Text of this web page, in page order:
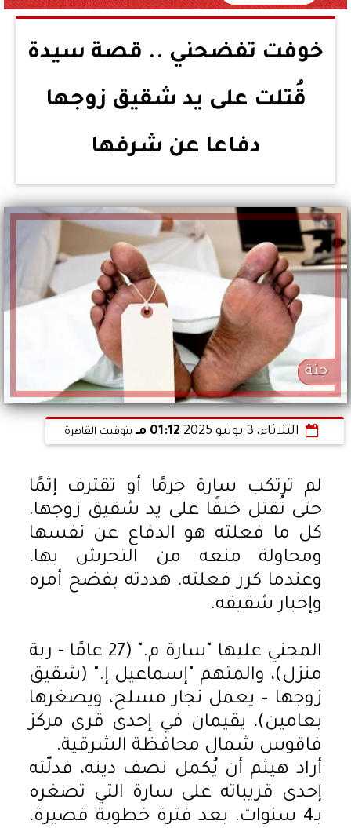
خوفت تفضحني .. قصة سيدة
قُتلت على يد شقيق زوجها
دفاعا عن شرفها
جثة
الثلاثاء، 3 يونيو 2025 01:12 مـ بتوقيت القاهرة
لم ترتكب سارة جرمًا أو تقترف إثمًا
حتى تُقتل خنقًا على يد شقيق زوجها.
كل ما فعلته هو الدفاع عن نفسها
ومحاولة منعه من التحرش بها،
وعندما كرر فعلته، هددته بفضح أمره
وإخبار شقيقه.
المجني عليها "سارة م." (27 عامًا - ربة
منزل)، والمتهم "إسماعيل إ." (شقيق
زوجها – يعمل نجار مسلح، ويصغرها
بعامين)، يقيمان في إحدى قرى مركز
فاقوس شمال محافظة الشرقية.
أراد هيثم أن يُكمل نصف دينه، فدلّته
إحدى قريباته على سارة التي تصغره
بـ4 سنوات. بعد فترة خطوبة قصيرة،